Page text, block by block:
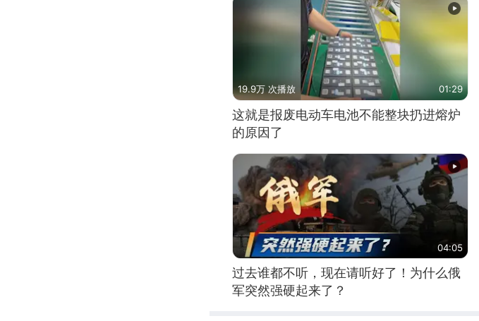
19.9万 次播放 01:29
这就是报废电动车电池不能整块扔进熔炉
的原因了
04:05
过去谁都不听，现在请听好了！为什么俄
军突然强硬起来了？